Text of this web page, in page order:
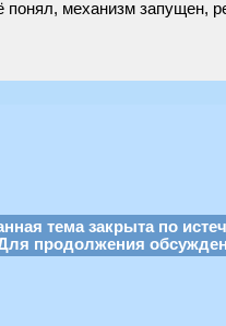
механизм запущен,
тема закрыта по
продолжения